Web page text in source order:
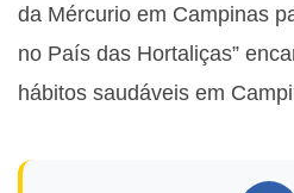
da Mércurio em Campinas
no País das Hortaliças”
hábitos saudáveis em